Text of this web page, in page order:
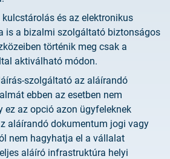
és az elektronikus
is a bizalmi szolgáltató biztonságos
történik meg csak a
aktiválható módon.
szolgáltató az aláírandó
ebben az esetben nem
ez az opció azon ügyfeleknek
aláírandó dokumentum jogi vagy
nem hagyhatja el a vállalat
aláíró infrastruktúra helyi